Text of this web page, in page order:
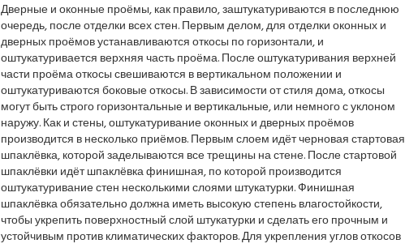
Дверные и оконные проёмы, как правило, заштукатуриваются в последнюю
очередь, после отделки всех стен. Первым делом, для отделки оконных и
дверных проёмов устанавливаются откосы по горизонтали, и
оштукатуривается верхняя часть проёма. После оштукатуривания верхней
части проёма откосы свешиваются в вертикальном положении и
оштукатуриваются боковые откосы. В зависимости от стиля дома, откосы
могут быть строго горизонтальные и вертикальные, или немного с уклоном
наружу. Как и стены, оштукатуривание оконных и дверных проёмов
производится в несколько приёмов. Первым слоем идёт черновая стартовая
шпаклёвка, которой заделываются все трещины на стене. После стартовой
шпаклёвки идёт шпаклёвка финишная, по которой производится
оштукатуривание стен несколькими слоями штукатурки. Финишная
шпаклёвка обязательно должна иметь высокую степень влагостойкости,
чтобы укрепить поверхностный слой штукатурки и сделать его прочным и
устойчивым против климатических факторов. Для укрепления углов откосов